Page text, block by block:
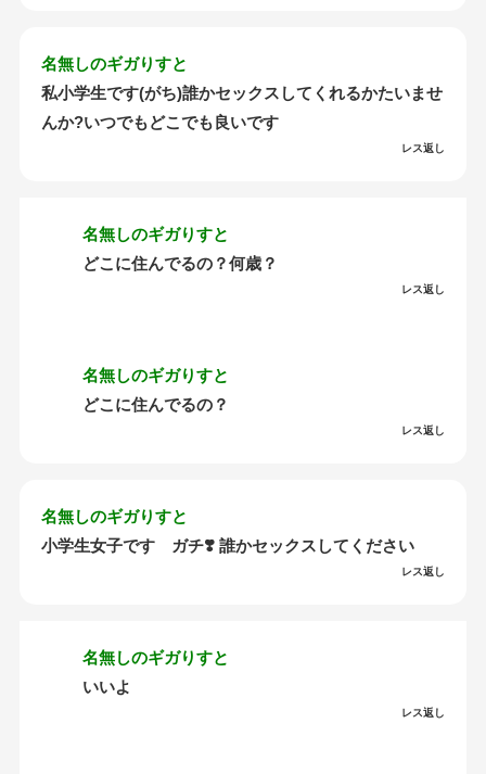
名無しのギガりすと
私小学生です(がち)誰かセックスしてくれるかたいませ
んか?いつでもどこでも良いです
レス返し
名無しのギガりすと
どこに住んでるの？何歳？
レス返し
名無しのギガりすと
どこに住んでるの？
レス返し
名無しのギガりすと
小学生女子です ガチ❣️ 誰かセックスしてください
レス返し
名無しのギガりすと
いいよ
レス返し